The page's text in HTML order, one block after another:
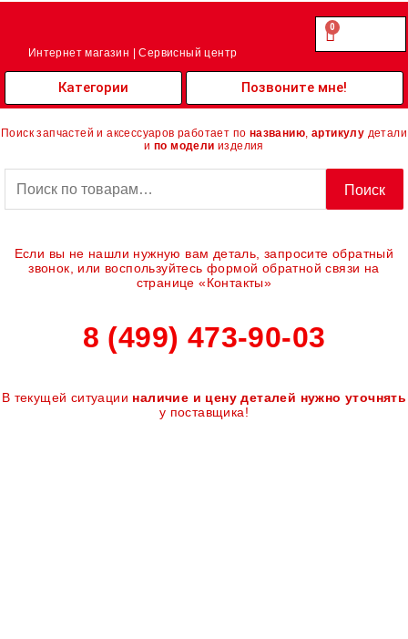
Перейти
Интернет магазин | Сервисный центр
0.00
0
Cart
Категории Позвоните мне!
Поиск запчастей и аксессуаров работает по названию артикулу детали
и по модели изделия
Поиск
Если вы не нашли нужную вам деталь, запросите обратный
звонок, или воспользуйтесь формой обратной связи на
странице «Контакты»
8 (499) 473-90-03
В текущей ситуации наличие и цену деталей нужно уточнять
у поставщика!